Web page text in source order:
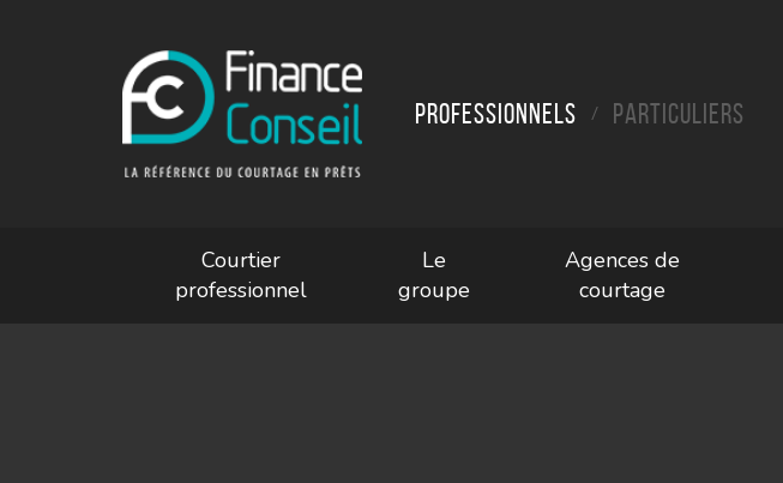
Professionnels / Particuliers
Courtier
professionnel
Le
groupe
Agences de
courtage